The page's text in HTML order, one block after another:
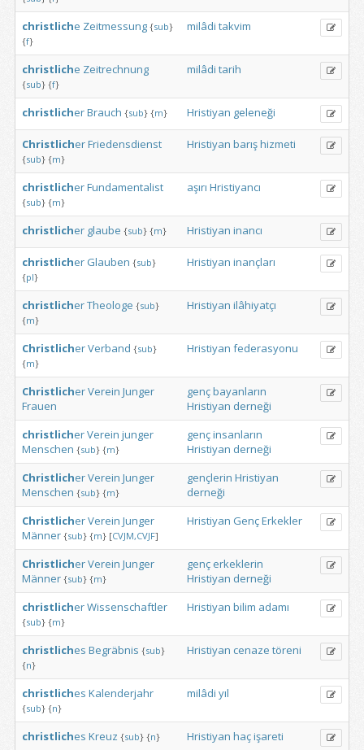
christliche Zeitmessung {sub}
{f}
milâdi takvim
christliche Zeitrechnung
{sub} {f}
milâdi tarih
christlicherBrauch {sub} {m} Hristiyan geleneği
ChristlicherFriedensdienst
{sub} {m}
Hristiyan barışhizmeti
christlicherFundamentalist
{sub} {m}
aşırı Hristiyancı
christlicher glaube {sub} {m} Hristiyan inancı
christlicher Glauben {sub}
{pl}
Hristiyan inançları
christlicherTheologe {sub}
{m}
Hristiyan ilâhiyatçı
ChristlicherVerband {sub}
{m}
Hristiyan federasyonu
ChristlicherVerein Junger
Frauen
gençbayanların
Hristiyan derneği
christlicherVerein junger
Menschen {sub} {m}
gençinsanların
Hristiyan derneği
ChristlicherVerein Junger
Menschen {sub} {m}
gençlerin Hristiyan
derneği
ChristlicherVerein Junger
Männer {sub} {m} [CVJM,CVJF]
Hristiyan GençErkekler
ChristlicherVerein Junger
Männer {sub} {m}
genç erkeklerin
Hristiyan derneği
christlicherWissenschaftler
{sub} {m}
Hristiyan bilim adamı
christliches Begräbnis {sub}
{n}
Hristiyan cenaze töreni
christliches Kalenderjahr
{sub} {n}
milâdi yıl
christliches Kreuz {sub} {n} Hristiyan haçişareti